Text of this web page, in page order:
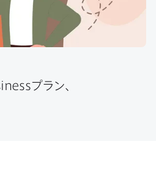
プラン、​